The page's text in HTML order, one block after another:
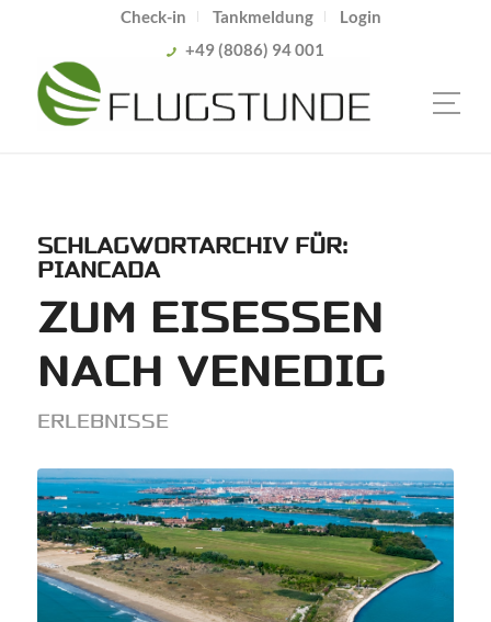
Check-in Tankmeldung
Login
+49 (8086) 94 001
SCHLAGWORTARCHIV FÜR:
PIANCADA
ZUM EISESSEN
NACH VENEDIG
ERLEBNISSE